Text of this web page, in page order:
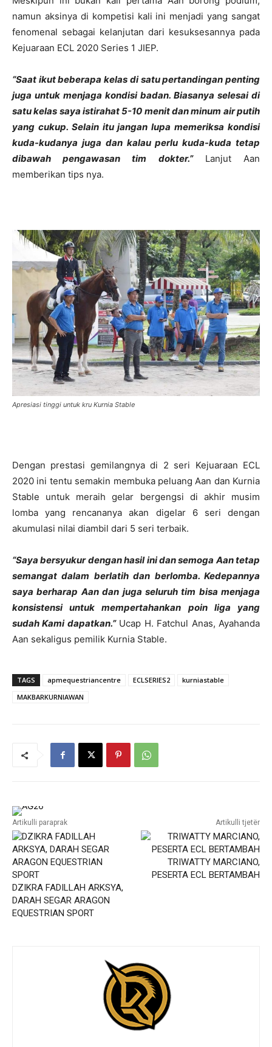
namun aksinya di kompetisi kali ini menjadi yang sangat
fenomenal sebagai kelanjutan dari kesuksesannya pada
Kejuaraan ECL 2020 Series 1 JIEP.
“Saat ikut beberapa kelas di satu pertandingan penting
juga untuk menjaga kondisi badan. Biasanya selesai di
satu kelas saya istirahat 5-10 menit dan minum air putih
yang cukup. Selain itu jangan lupa memeriksa kondisi
kuda-kudanya juga dan kalau perlu kuda-kuda tetap
dibawah pengawasan tim dokter.”
Lanjut Aan
memberikan tips nya.
Apresiasi tinggi untuk kru Kurnia Stable
Dengan prestasi gemilangnya di 2 seri Kejuaraan ECL
2020 ini tentu semakin membuka peluang Aan dan Kurnia
Stable untuk meraih gelar bergengsi di akhir musim
lomba yang rencananya akan digelar 6 seri dengan
akumulasi nilai diambil dari 5 seri terbaik.
“Saya bersyukur dengan hasil ini dan semoga Aan tetap
semangat dalam berlatih dan berlomba. Kedepannya
saya berharap Aan dan juga seluruh tim bisa menjaga
konsistensi untuk mempertahankan poin liga yang
sudah Kami dapatkan.”Ucap H. Fatchul Anas, Ayahanda
Aan sekaligus pemilik Kurnia Stable.
TAGS apmequestriancentre ECLSERIES2
kurniastable
MAKBARKURNIAWAN
Artikulli paraprak
DZIKRA FADILLAH ARKSYA,
DARAH SEGAR ARAGON
EQUESTRIAN SPORT
Artikulli tjetër
TRIWATTY MARCIANO,
PESERTA ECL BERTAMBAH